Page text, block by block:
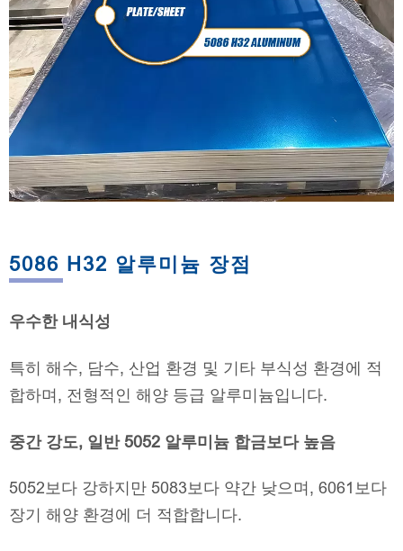
5086 H32 알루미늄 장점
우수한 내식성
특히 해수, 담수, 산업 환경 및 기타 부식성 환경에 적
합하며, 전형적인 해양 등급 알루미늄입니다.
중간 강도, 일반 5052 알루미늄 합금보다 높음
5052보다 강하지만 5083보다 약간 낮으며, 6061보다
장기 해양 환경에 더 적합합니다.